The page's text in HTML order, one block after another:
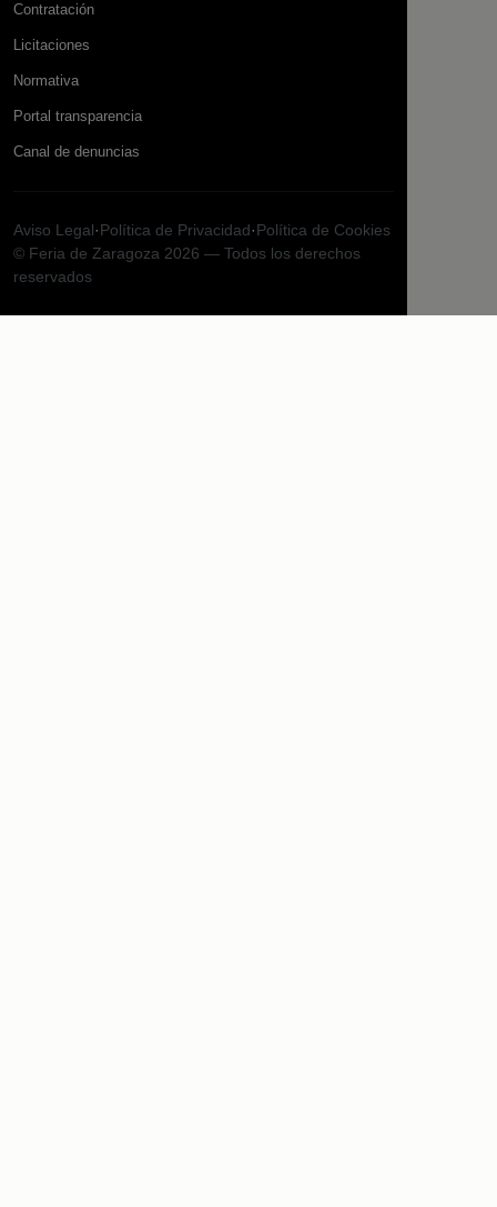
Contratación
Licitaciones
Normativa
Portal transparencia
Canal de denuncias
Aviso Legal·Política de Privacidad·Política de Cookies
© Feria de Zaragoza 2026 — Todos los derechos
reservados